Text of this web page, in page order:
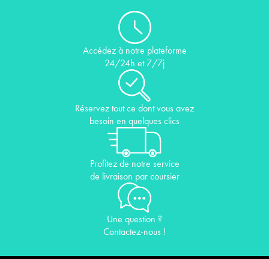
Accédez à notre plateforme
24/24h et 7/7j
Réservez tout ce dont vous avez
besoin en quelques clics
Profitez de notre service
de livraison par coursier
Une question ?
Contactez-nous !